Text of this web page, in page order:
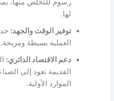
رسوم للتخلص منها،
لها.
توفير الوقت والجهد:
العملية بسيطة ومريحة.
دعم الاقتصاد الدائري:
القديمة تعود إلى
الموارد الأولية.